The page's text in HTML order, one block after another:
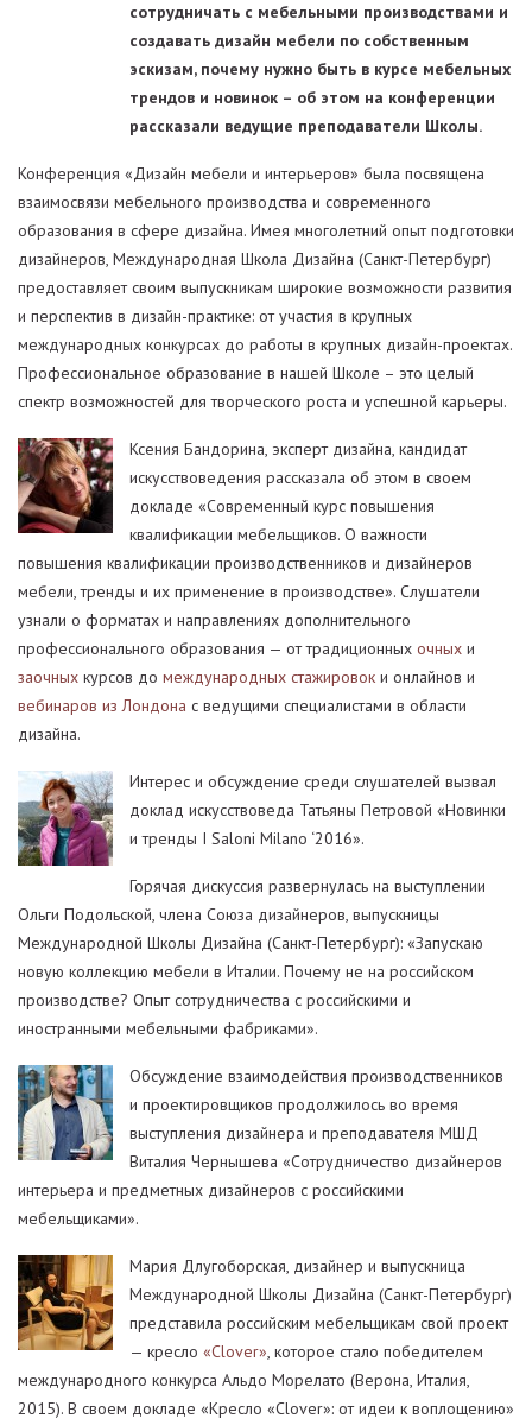
сотрудничать с мебельными производствами и
создавать дизайн мебели по собственным
эскизам, почему нужно быть в курсе мебельных
трендов и новинок – об этом на конференции
рассказали ведущие преподаватели Школы.
Конференция «Дизайн мебели и интерьеров» была посвящена
взаимосвязи мебельного производства и современного
образования в сфере дизайна. Имея многолетний опыт подготовки
дизайнеров, Международная Школа Дизайна (Санкт-Петербург)
предоставляет своим выпускникам широкие возможности развития
и перспектив в дизайн-практике: от участия в крупных
международных конкурсах до работы в крупных дизайн-проектах.
Профессиональное образование в нашей Школе – это целый
спектр возможностей для творческого роста и успешной карьеры.
Ксения Бандорина, эксперт дизайна, кандидат
искусствоведения рассказала об этом в своем
докладе «Современный курс повышения
квалификации мебельщиков. О важности
повышения квалификации производственников и дизайнеров
мебели, тренды и их применение в производстве». Слушатели
узнали о форматах и направлениях дополнительного
профессионального образования — от традиционных очных и
заочных курсов до международных стажировок и онлайнов и
вебинаров из Лондона с ведущими специалистами в области
дизайна.
Интерес и обсуждение среди слушателей вызвал
доклад искусствоведа Татьяны Петровой «Новинки
и тренды I Saloni Milano ‘2016».
Горячая дискуссия развернулась на выступлении
Ольги Подольской, члена Союза дизайнеров, выпускницы
Международной Школы Дизайна (Санкт-Петербург): «Запускаю
новую коллекцию мебели в Италии. Почему не на российском
производстве? Опыт сотрудничества с российскими и
иностранными мебельными фабриками».
Обсуждение взаимодействия производственников
и проектировщиков продолжилось во время
выступления дизайнера и преподавателя МШД
Виталия Чернышева «Сотрудничество дизайнеров
интерьера и предметных дизайнеров с российскими
мебельщиками».
Мария Длугоборская, дизайнер и выпускница
Международной Школы Дизайна (Санкт-Петербург)
представила российским мебельщикам свой проект
— кресло «Clover», которое стало победителем
международного конкурса Альдо Морелато (Верона, Италия,
2015). В своем докладе «Кресло «Clover»: от идеи к воплощению»